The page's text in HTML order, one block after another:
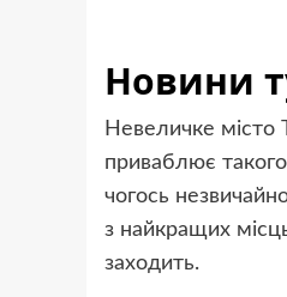
Новини
Невеличке місто
приваблює
чогось
з найкращих
заходить.